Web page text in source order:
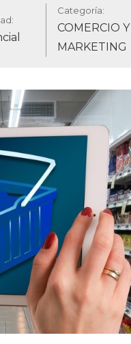
Categoría:
COMERCIO Y
MARKETING